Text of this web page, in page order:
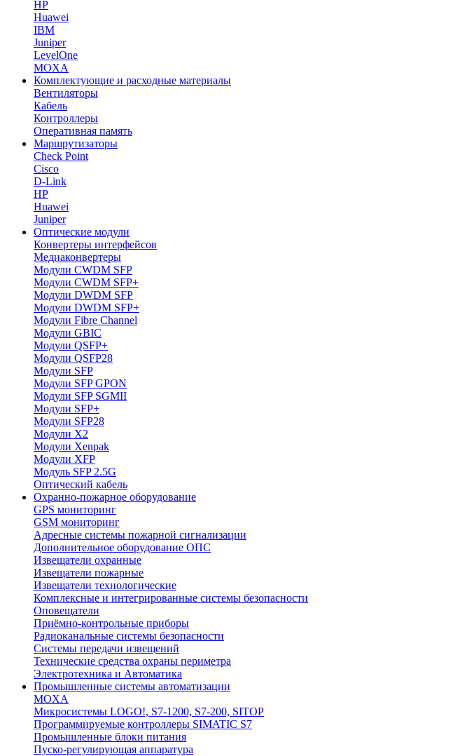
HP
Huawei
IBM
Juniper
LevelOne
MOXA
Комплектующие и расходные материалы
Вентиляторы
Кабель
Контроллеры
Оперативная память
Маршрутизаторы
Check Point
Cisco
D-Link
HP
Huawei
Juniper
Оптические модули
Конвертеры интерфейсов
Медиаконвертеры
Модули CWDM SFP
Модули CWDM SFP+
Модули DWDM SFP
Модули DWDM SFP+
Модули Fibre Channel
Модули GBIC
Модули QSFP+
Модули QSFP28
Модули SFP
Модули SFP GPON
Модули SFP SGMII
Модули SFP+
Модули SFP28
Модули X2
Модули Xenpak
Модули XFP
Модуль SFP 2.5G
Оптический кабель
Охранно-пожарное оборудование
GPS мониторинг
GSM мониторинг
Адресные системы пожарной сигнализации
Дополнительное оборудование ОПС
Извещатели охранные
Извещатели пожарные
Извещатели технологические
Комплексные и интегрированные системы безопасноcти
Оповещатели
Приёмно-контрольные приборы
Радиоканальные системы безопасности
Системы передачи извещений
Технические средства охраны периметра
Электротехника и Автоматика
Промышленные системы автоматизации
MOXA
Микросистемы LOGO!, S7-1200, S7-200, SITOP
Программируемые контроллеры SIMATIC S7
Промышленные блоки питания
Пуско-регулирующая аппаратура